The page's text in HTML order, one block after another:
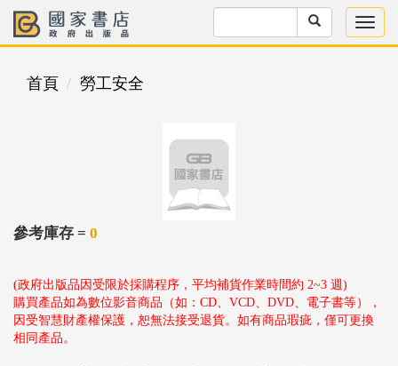
首頁 勞工安全
參考庫存 = 0
(政府出版品因受限於採購程序，平均補貨作業時間約 2~3 週)
購買產品如為數位影音商品（如：CD、VCD、DVD、電子書等），
因受智慧財產權保護，恕無法接受退貨。如有商品瑕疵，僅可更換
相同產品。